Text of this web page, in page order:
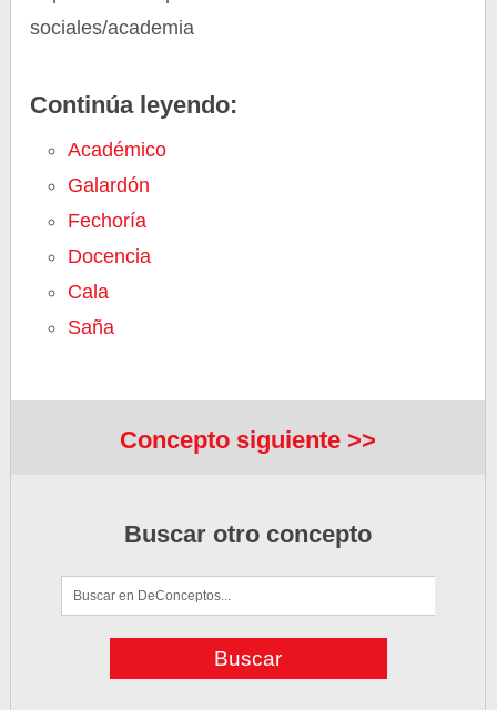
sociales/academia
Continúa leyendo:
Académico
Galardón
Fechoría
Docencia
Cala
Saña
Concepto siguiente >>
Buscar otro concepto